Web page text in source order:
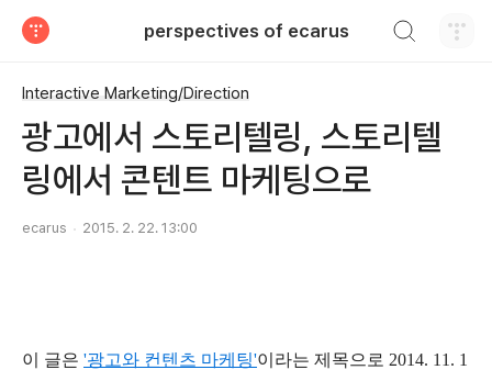
perspectives of ecarus
Interactive Marketing/Direction
광고에서 스토리텔링, 스토리텔
링에서 콘텐트 마케팅으로
ecarus 2015. 2. 22. 13:00
이 글은 '광고와 컨텐츠 마케팅'이라는 제목으로 2014. 11. 1